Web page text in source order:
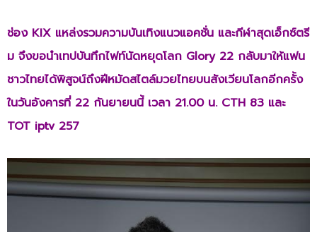
ช่อง KIX แหล่งรวมความบันเทิงแนวแอคชั่น และกีฬาสุดเอ็กซ์ตรี
ม จึงขอนำเทปบันทึกไฟท์นัดหยุดโลก Glory 22 กลับมาให้แฟน
ชาวไทยได้พิสูจน์ถึงฝีหมัดสไตล์มวยไทยบนสังเวียนโลกอีกครั้ง
ในวันอังคารที่ 22 กันยายนนี้ เวลา 21.00 น. CTH 83 และ
TOT iptv 257